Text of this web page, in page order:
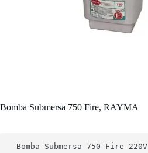
Bomba Submersa 750 Fire, RAYMA
Bomba Submersa 750 Fire 220V